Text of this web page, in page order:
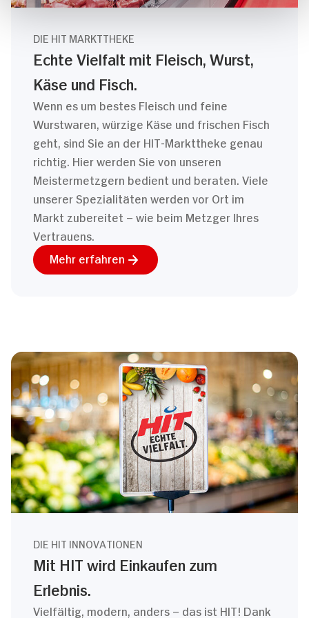
DIE HIT MARKTTHEKE
Echte Vielfalt mit Fleisch, Wurst,
Käse und Fisch.
Wenn es um bestes Fleisch und feine
Wurstwaren, würzige Käse und frischen Fisch
geht, sind Sie an der HIT-Markttheke genau
richtig. Hier werden Sie von unseren
Meistermetzgern bedient und beraten. Viele
unserer Spezialitäten werden vor Ort im
Markt zubereitet – wie beim Metzger Ihres
Vertrauens.
Mehr erfahren
DIE HIT INNOVATIONEN
Mit HIT wird Einkaufen zum
Erlebnis.
Vielfältig, modern, anders – das ist HIT! Dank